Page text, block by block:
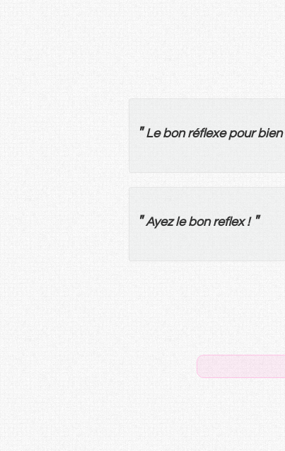
" Le bon réflexe pour bien
" Ayez le bon reflex! "